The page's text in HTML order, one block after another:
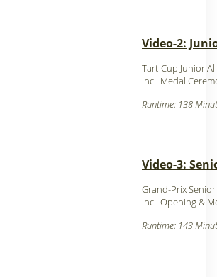
Video-2:
Tart-Cup Junior
incl. Medal
Runtime: 138
Video-3:
Grand-Prix
incl. Opening &
Runtime: 143